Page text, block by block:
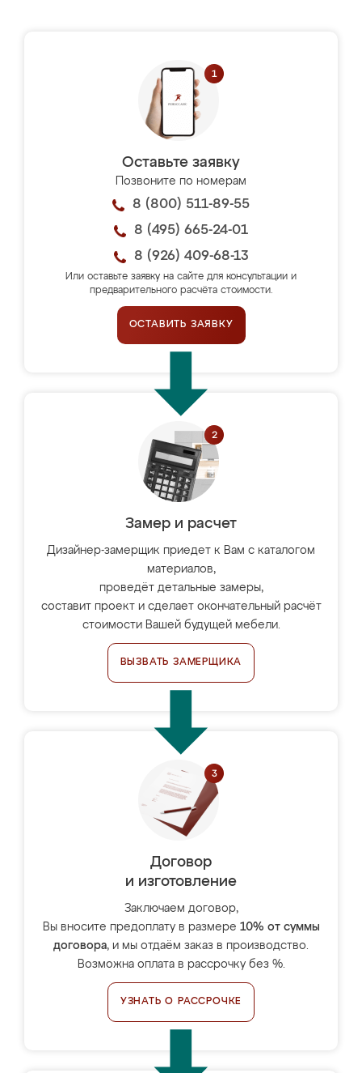
Оставьте заявку
Позвоните по номерам
8 (800) 511-89-55
8 (495) 665-24-01
8 (926) 409-68-13
Или оставьте заявку на сайте для консультации и
предварительного расчёта стоимости.
ОСТАВИТЬ ЗАЯВКУ
Замер и расчет
Дизайнер-замерщик приедет к Вам с каталогом
материалов,
проведёт детальные замеры,
составит проект и сделает окончательный расчёт
стоимости Вашей будущей мебели.
ВЫЗВАТЬ ЗАМЕРЩИКА
Договор
и изготовление
Заключаем договор,
Вы вносите предоплату в размере 10% от суммы
договора, и мы отдаём заказ в производство.
Возможна оплата в рассрочку без %.
УЗНАТЬ О РАССРОЧКЕ